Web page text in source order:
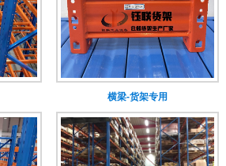
横梁-货架专用